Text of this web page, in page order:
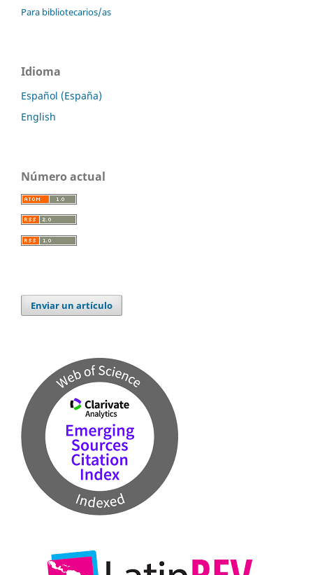
Para bibliotecarios/as
Idioma
Español (España)
English
Número actual
Enviar un artículo